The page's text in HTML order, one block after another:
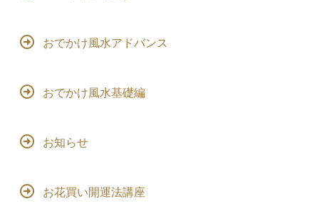
おでかけ風水アドバンス
おでかけ風水基礎編
お知らせ
お花買い開運法講座